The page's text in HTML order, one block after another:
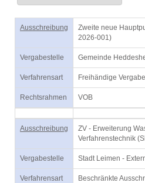
Ausschreibung
Zweite neue
2026-001)
Vergabestelle Gemeinde
Verfahrensart Freihändige Vergabe
Rechtsrahmen VOB
Ausschreibung
ZV - Erweiterung
Verfahrenstechnik
Vergabestelle Stadt Leimen -
Verfahrensart Beschränkte